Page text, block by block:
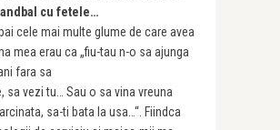
cu fetele…
cele mai multe glume de care avea
mea erau ca „fiu-tau n-o sa ajunga
fara sa
sa vezi tu… Sau o sa vina vreuna
sa-ti bata la usa…“. Fiindca